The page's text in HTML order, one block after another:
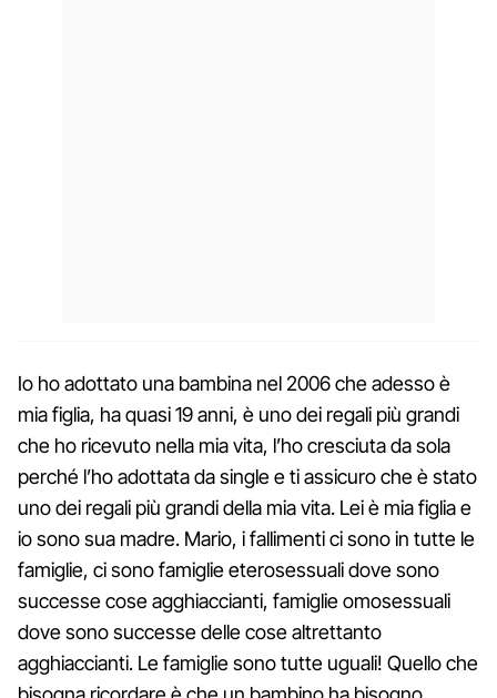
Io ho adottato una bambina nel 2006 che adesso è
mia figlia, ha quasi 19 anni, è uno dei regali più grandi
che ho ricevuto nella mia vita, l’ho cresciuta da sola
perché l’ho adottata da single e ti assicuro che è stato
uno dei regali più grandi della mia vita. Lei è mia figlia e
io sono sua madre. Mario, i fallimenti ci sono in tutte le
famiglie, ci sono famiglie eterosessuali dove sono
successe cose agghiaccianti, famiglie omosessuali
dove sono successe delle cose altrettanto
agghiaccianti. Le famiglie sono tutte uguali! Quello che